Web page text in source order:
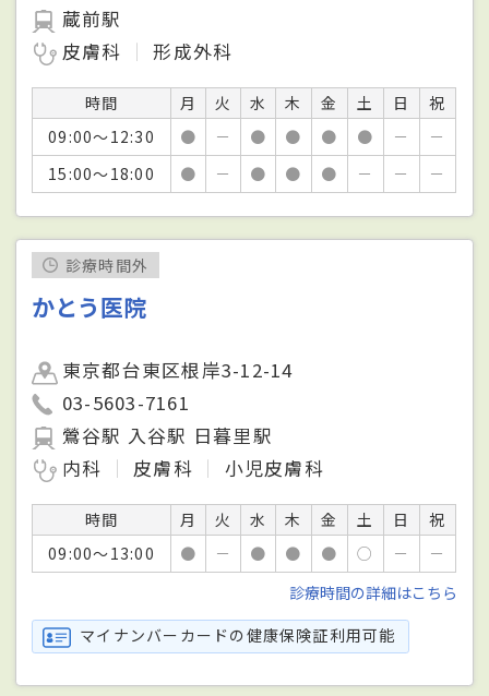
蔵前駅
皮膚科
形成外科
時間 月 火 水 木 金 土 日
祝
09:00～12:30
● － ● ● ● ● －
－
15:00～18:00
● － ● ● ● － － －
診療時間外
かとう医院
東京都台東区根岸3-12-14
03-5603-7161
鶯谷駅 入谷駅 日暮里駅
内科
皮膚科 小児皮膚科
時間 月 火 水 木 金 土 日
祝
09:00～13:00
● － ● ● ● ○ －
－
診療時間の詳細はこちら
マイナンバーカードの健康保険証利用可能